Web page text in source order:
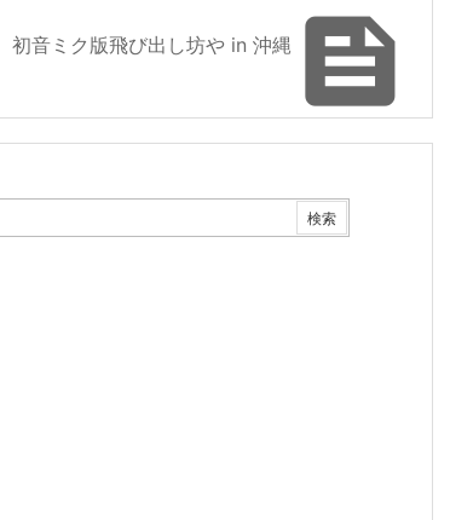

初音ミク版飛び出し坊や in 沖縄